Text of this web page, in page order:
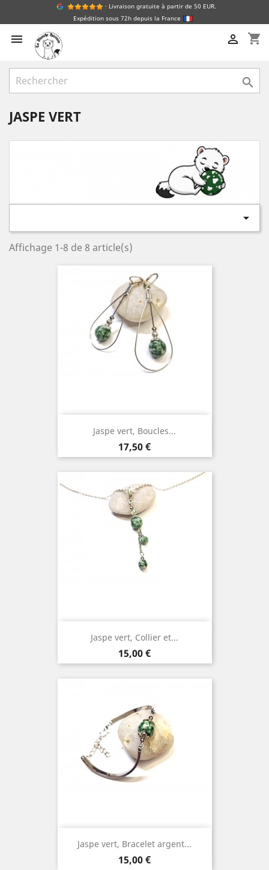
· Livraison gratuite à partir de 50 EUR.
Expédition sous 72h depuis la France
 shopping_cart


JASPE VERT

Affichage 1-8 de 8 article(s)
Jaspe vert, Boucles...
Prix
17,50 €
Jaspe vert, Collier et...
Prix
15,00 €
Jaspe vert, Bracelet argent...
Prix
15,00 €